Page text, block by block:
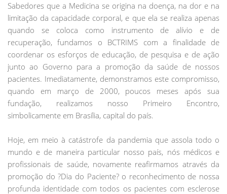
Sabedores que a Medicina se origina na doença, na dor e na
limitação da capacidade corporal, e que ela se realiza apenas
quando se coloca como instrumento de alívio e de
recuperação, fundamos o BCTRIMS com a finalidade de
coordenar os esforços de educação, de pesquisa e de ação
junto ao Governo para a promoção da saúde de nossos
pacientes. Imediatamente, demonstramos este compromisso,
quando em março de 2000, poucos meses após sua
fundação, realizamos nosso Primeiro Encontro,
simbolicamente em Brasília, capital do país.
Hoje, em meio à catástrofe da pandemia que assola todo o
mundo e de maneira particular nosso país, nós médicos e
profissionais de saúde, novamente reafirmamos através da
promoção do ?Dia do Paciente? o reconhecimento de nossa
profunda identidade com todos os pacientes com esclerose